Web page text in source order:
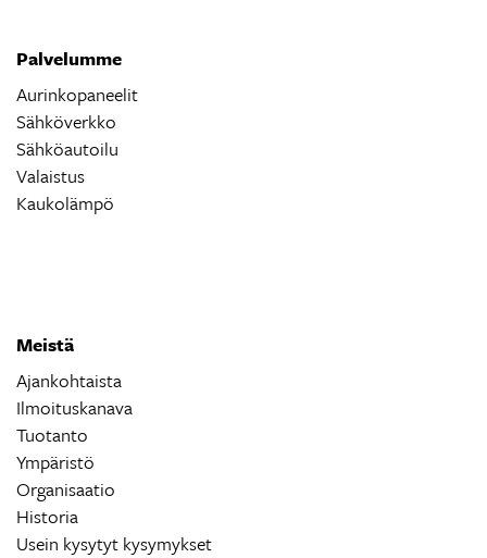
Palvelumme
Aurinkopaneelit
Sähköverkko
Sähköautoilu
Valaistus
Kaukolämpö
Meistä
Ajankohtaista
Ilmoituskanava
Tuotanto
Ympäristö
Organisaatio
Historia
Usein kysytyt kysymykset